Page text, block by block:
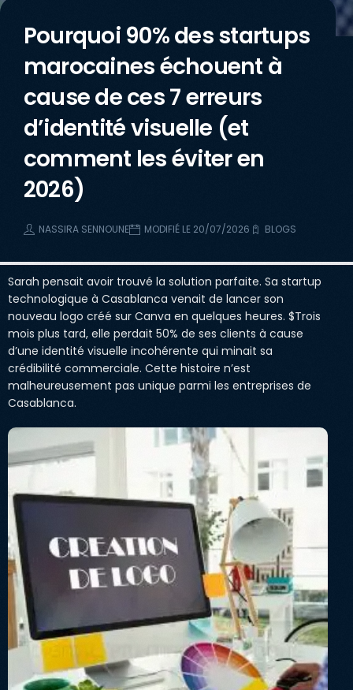
Pourquoi 90% des startups
marocaines échouent à
cause de ces 7 erreurs
d’identité visuelle (et
comment les éviter en
2026)
NASSIRA SENNOUNE MODIFIÉ LE 20/07/2026 BLOGS
Sarah pensait avoir trouvé la solution parfaite. Sa startup
technologique à Casablanca venait de lancer son
nouveau logo créé sur Canva en quelques heures. $Trois
mois plus tard, elle perdait 50% de ses clients à cause
d’une identité visuelle incohérente qui minait sa
crédibilité commerciale. Cette histoire n’est
malheureusement pas unique parmi les entreprises de
Casablanca.